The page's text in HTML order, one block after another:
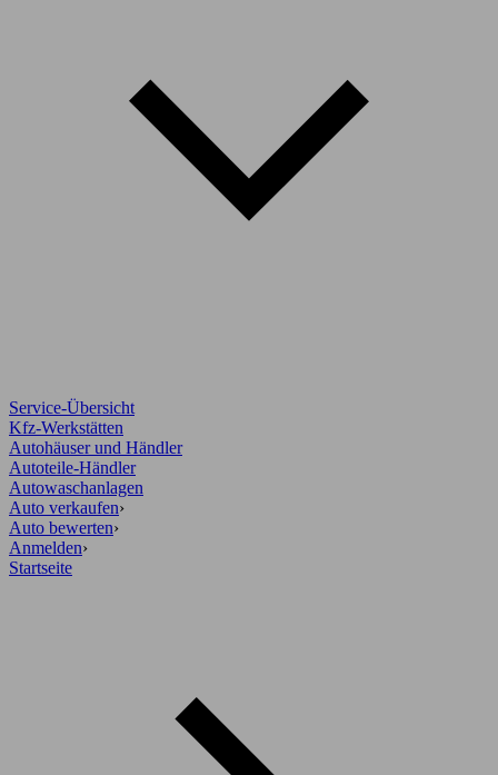
Service-Übersicht
Kfz-Werkstätten
Autohäuser und Händler
Autoteile-Händler
Autowaschanlagen
Auto verkaufen›
Auto bewerten›
Anmelden›
Startseite